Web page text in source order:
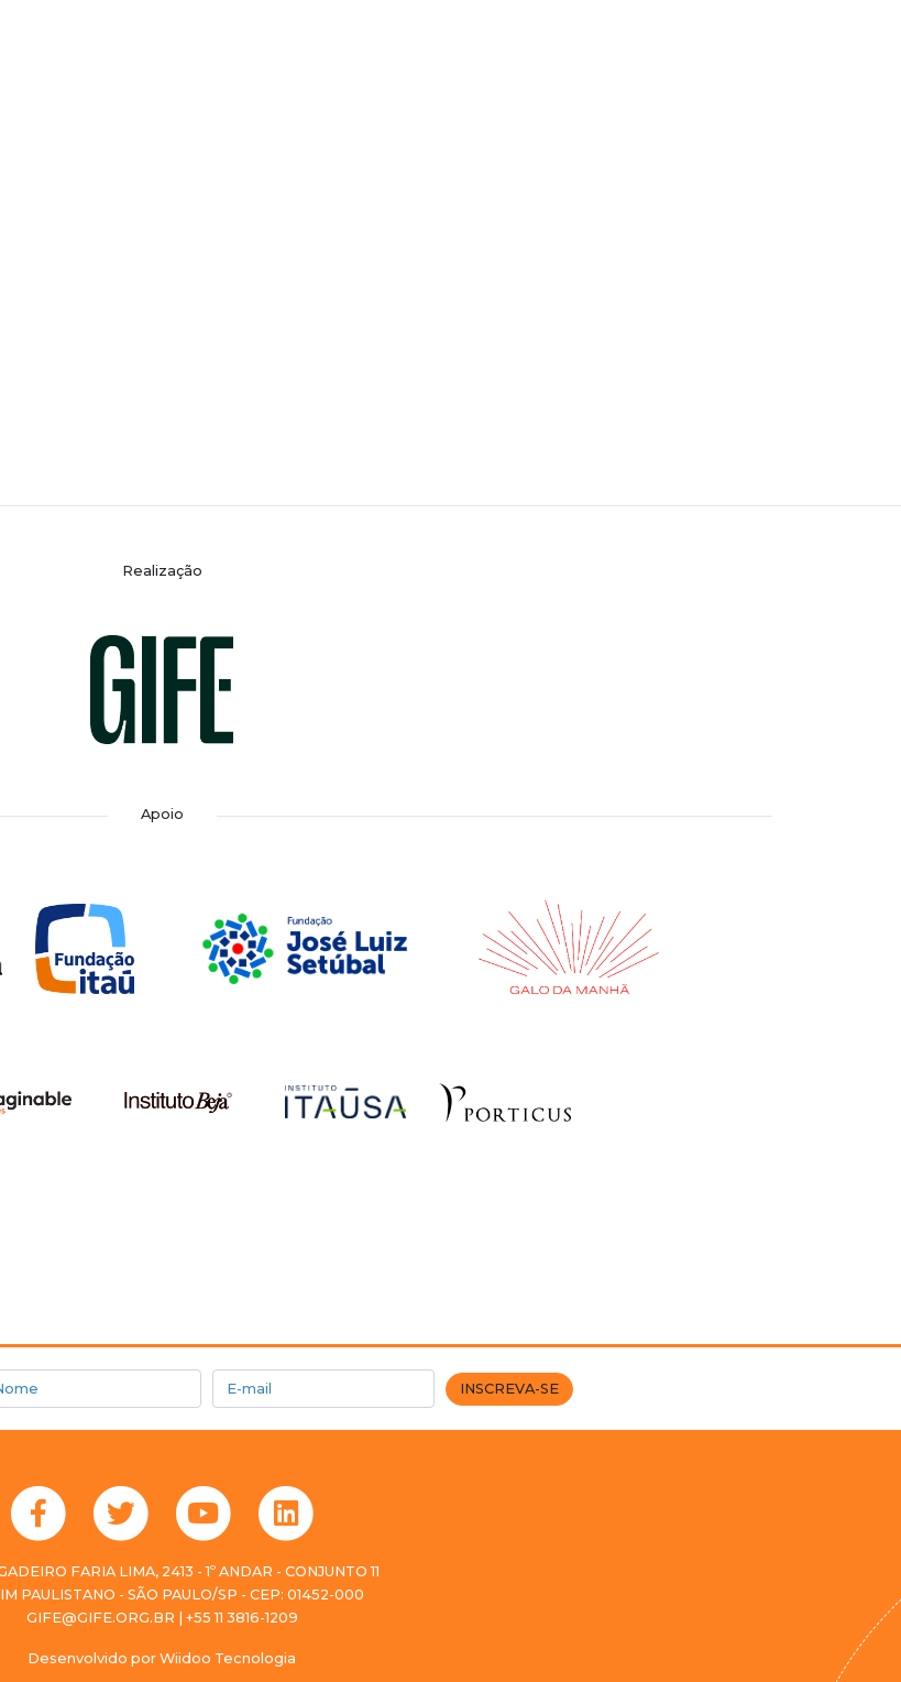
Realização
Apoio
E-mail INSCREVA-SE
FARIA LIMA, 2413 - 1º ANDAR - CONJUNTO 11
PAULISTANO - SÃO PAULO/SP - CEP: 01452-000
GIFE@GIFE.ORG.BR | +55 11 3816-1209
Desenvolvido por Wiidoo Tecnologia